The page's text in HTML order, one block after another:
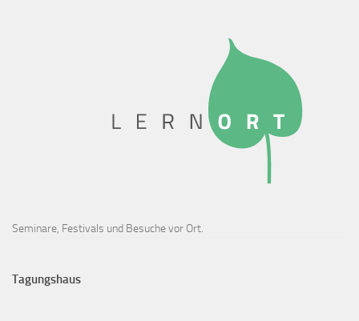
Seminare, Festivals und Besuche vor Ort.
Tagungshaus